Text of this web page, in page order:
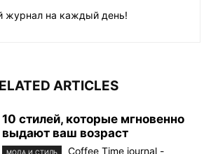
журнал на каждый день!
ARTICLES
10 стилей, которые мгновенно
выдают ваш возраст
МОДА И СТИЛЬ Coffee Time journal -